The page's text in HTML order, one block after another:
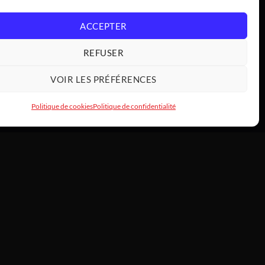
ACCEPTER
REFUSER
VOIR LES PRÉFÉRENCES
Politique de cookiesPolitique de confidentialité